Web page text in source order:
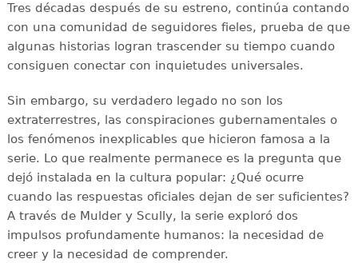
Tres décadas después de su estreno, continúa contando
con una comunidad de seguidores fieles, prueba de que
algunas historias logran trascender su tiempo cuando
consiguen conectar con inquietudes universales.
Sin embargo, su verdadero legado no son los
extraterrestres, las conspiraciones gubernamentales o
los fenómenos inexplicables que hicieron famosa a la
serie. Lo que realmente permanece es la pregunta que
dejó instalada en la cultura popular: ¿Qué ocurre
cuando las respuestas oficiales dejan de ser suficientes?
A través de Mulder y Scully, la serie exploró dos
impulsos profundamente humanos: la necesidad de
creer y la necesidad de comprender.